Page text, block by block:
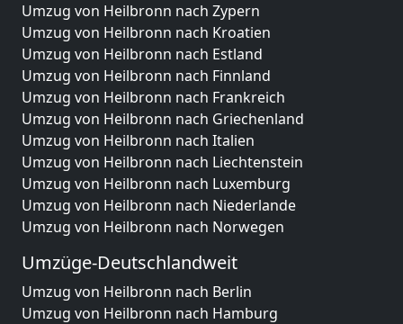
Umzug von Heilbronn nach Zypern
Umzug von Heilbronn nach Kroatien
Umzug von Heilbronn nach Estland
Umzug von Heilbronn nach Finnland
Umzug von Heilbronn nach Frankreich
Umzug von Heilbronn nach Griechenland
Umzug von Heilbronn nach Italien
Umzug von Heilbronn nach Liechtenstein
Umzug von Heilbronn nach Luxemburg
Umzug von Heilbronn nach Niederlande
Umzug von Heilbronn nach Norwegen
Umzüge-Deutschlandweit
Umzug von Heilbronn nach Berlin
Umzug von Heilbronn nach Hamburg